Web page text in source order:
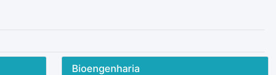
Bioengenharia